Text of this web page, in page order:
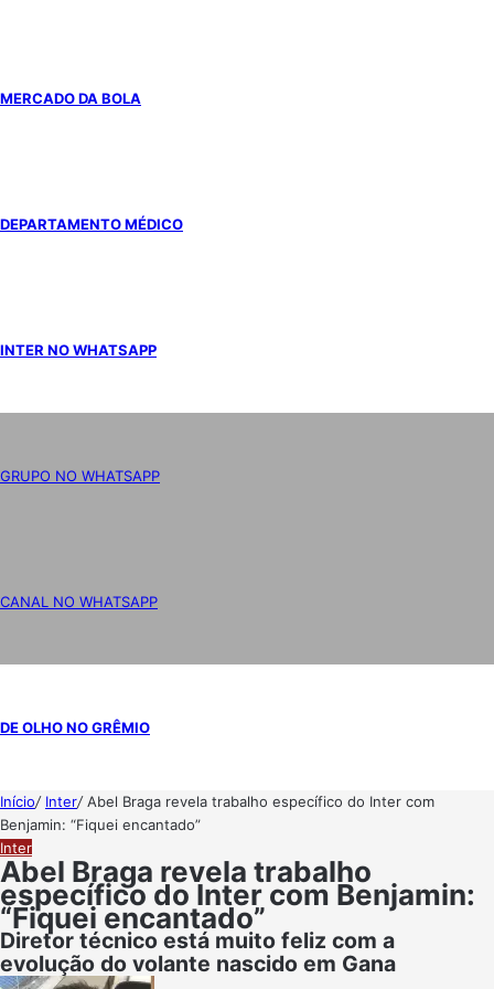
MERCADO DA BOLA
DEPARTAMENTO MÉDICO
INTER NO WHATSAPP
GRUPO NO WHATSAPP
CANAL NO WHATSAPP
DE OLHO NO GRÊMIO
Início/ Inter/Abel Braga revela trabalho específico do Inter com
Benjamin: “Fiquei encantado”
Inter
Abel Braga revela trabalho
específico do Inter com Benjamin:
“Fiquei encantado”
Diretor técnico está muito feliz com a
evolução do volante nascido em Gana